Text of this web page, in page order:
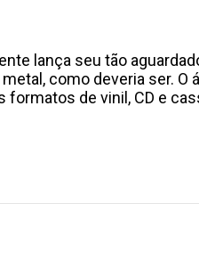
lança seu tão
como deveria ser. O
de vinil, CD e